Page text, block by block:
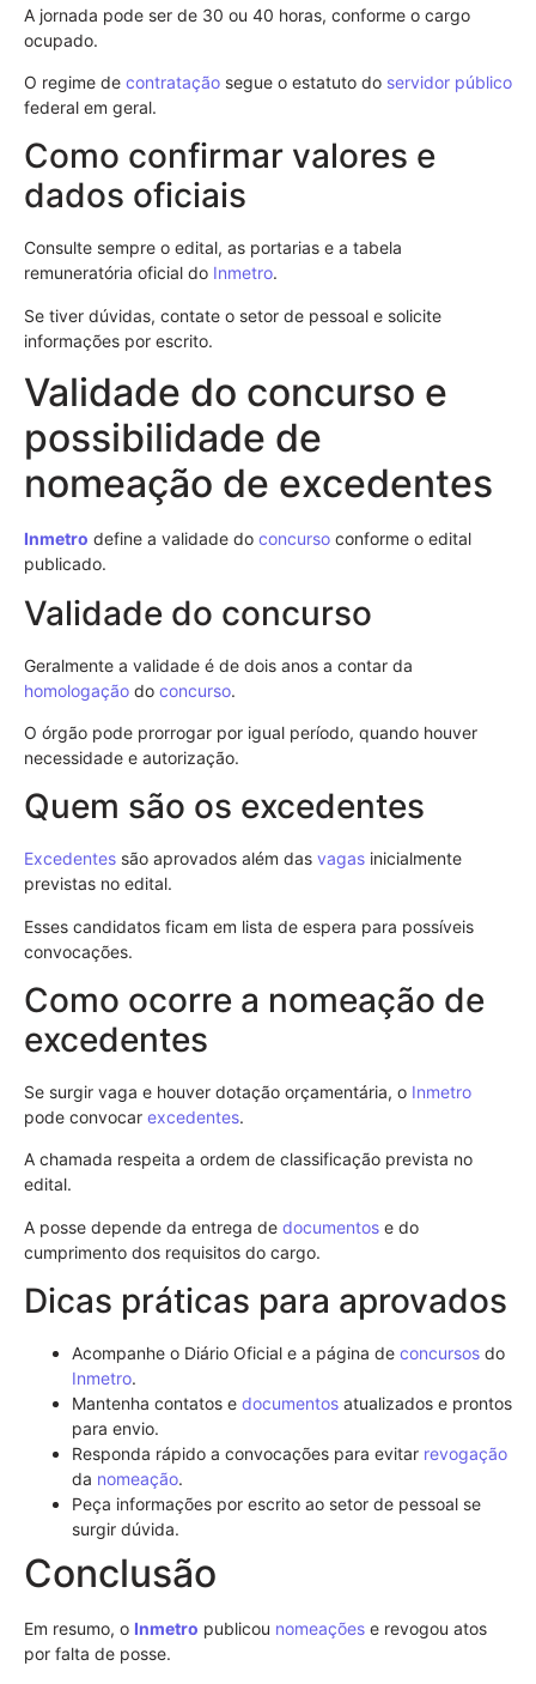
A jornada pode ser de 30 ou 40 horas, conforme o cargo
ocupado.
O regime de contratação segue o estatuto do servidor público
federal em geral.
Como confirmar valores e
dados oficiais
Consulte sempre o edital, as portarias e a tabela
remuneratória oficial do Inmetro.
Se tiver dúvidas, contate o setor de pessoal e solicite
informações por escrito.
Validade do concurso e
possibilidade de
nomeação de excedentes
Inmetro define a validade do concurso conforme o edital
publicado.
Validade do concurso
Geralmente a validade é de dois anos a contar da
homologação do concurso.
O órgão pode prorrogar por igual período, quando houver
necessidade e autorização.
Quem são os excedentes
Excedentes são aprovados além das vagas inicialmente
previstas no edital.
Esses candidatos ficam em lista de espera para possíveis
convocações.
Como ocorre a nomeação de
excedentes
Se surgir vaga e houver dotação orçamentária, o Inmetro
pode convocar excedentes.
A chamada respeita a ordem de classificação prevista no
edital.
A posse depende da entrega de documentos e do
cumprimento dos requisitos do cargo.
Dicas práticas para aprovados
Acompanhe o Diário Oficial e a página de concursos do
Inmetro.
Mantenha contatos e documentos atualizados e prontos
para envio.
Responda rápido a convocações para evitar revogação
da nomeação.
Peça informações por escrito ao setor de pessoal se
surgir dúvida.
Conclusão
Em resumo, o Inmetro publicou nomeações e revogou atos
por falta de posse.